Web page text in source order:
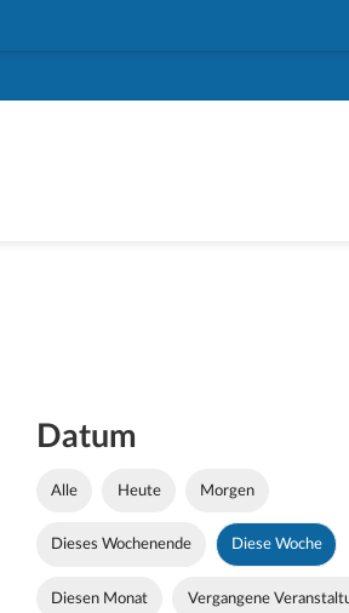
Datum
Alle Heute Morgen
Dieses Wochenende Diese Woche
Diesen Monat Vergangene